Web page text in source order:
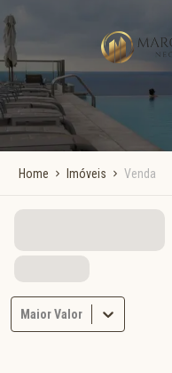
Home Imóveis Venda
Maior Valor